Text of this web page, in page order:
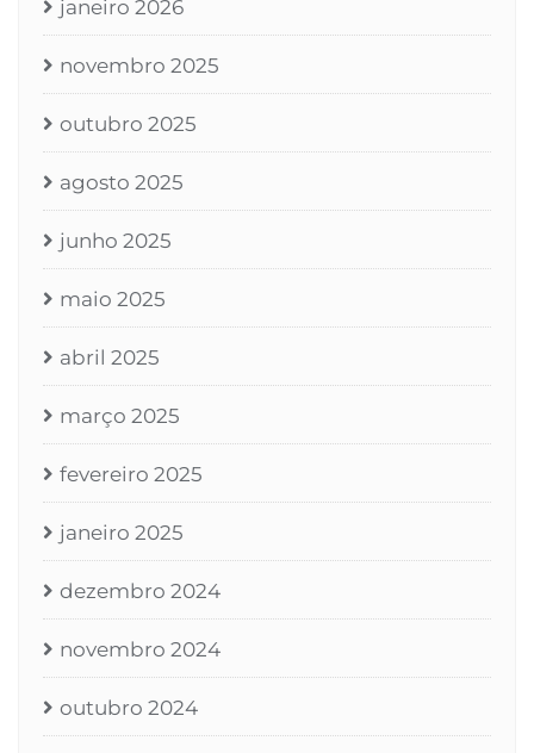
janeiro 2026
novembro 2025
outubro 2025
agosto 2025
junho 2025
maio 2025
abril 2025
março 2025
fevereiro 2025
janeiro 2025
dezembro 2024
novembro 2024
outubro 2024